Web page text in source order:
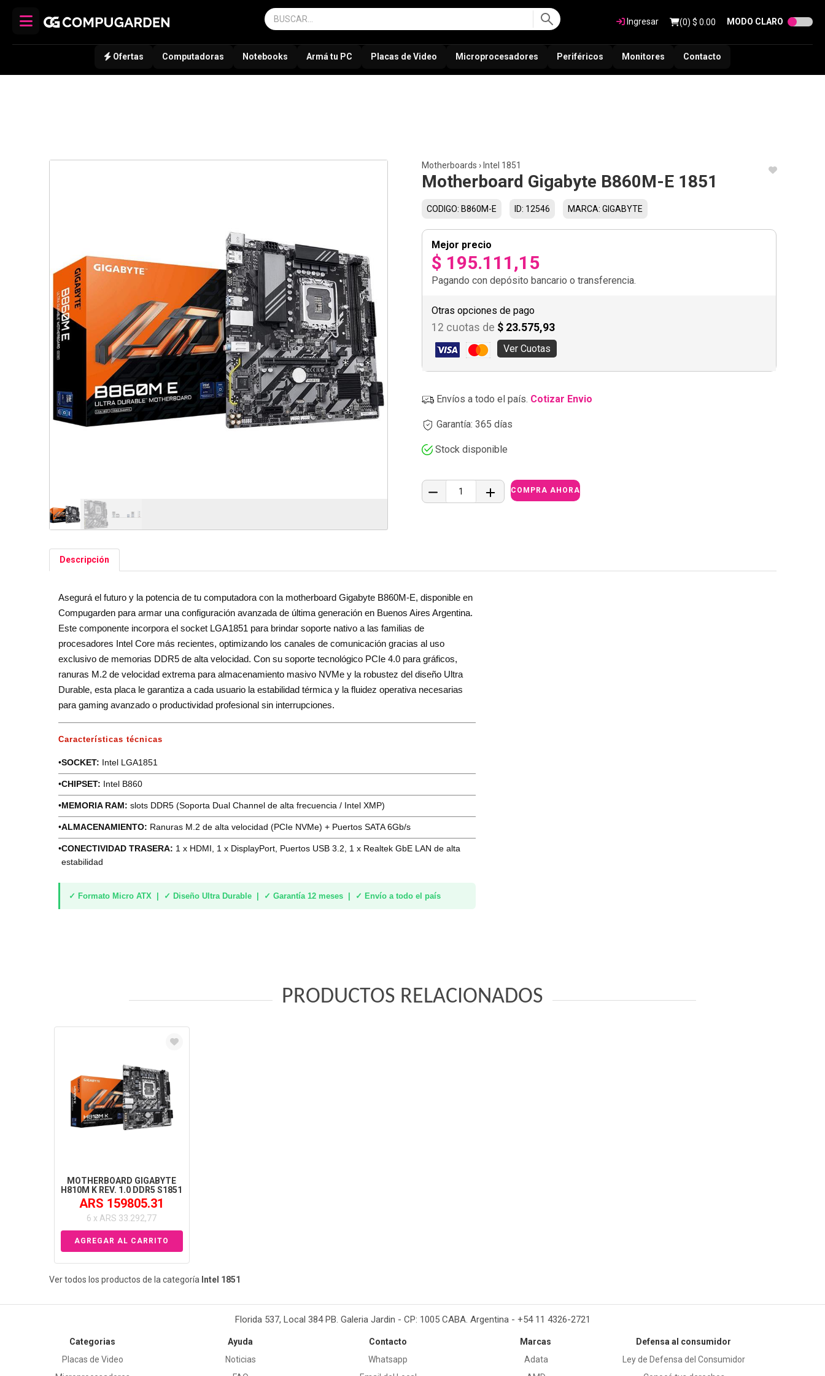
Ingresar (0) $ 0.00 MODO CLARO
Ofertas Computadoras Notebooks Armá tu PC Placas de Video Microprocesadores Periféricos Monitores Contacto
Motherboards › Intel 1851
Motherboard Gigabyte B860M-E 1851
CODIGO: B860M-E ID: 12546 MARCA: GIGABYTE
Mejor precio
$ 195.111,15
Pagando con depósito bancario o transferencia.
Otras opciones de pago
12 cuotas de $ 23.575,93
Ver Cuotas
Envíos a todo el país. Cotizar Envio
Garantía: 365 días
Stock disponible
Descripción
Asegurá el futuro y la potencia de tu computadora con la motherboard Gigabyte B860M-E, disponible en
Compugarden para armar una configuración avanzada de última generación en Buenos Aires Argentina.
Este componente incorpora el socket LGA1851 para brindar soporte nativo a las familias de
procesadores Intel Core más recientes, optimizando los canales de comunicación gracias al uso
exclusivo de memorias DDR5 de alta velocidad. Con su soporte tecnológico PCIe 4.0 para gráficos,
ranuras M.2 de velocidad extrema para almacenamiento masivo NVMe y la robustez del diseño Ultra
Durable, esta placa le garantiza a cada usuario la estabilidad térmica y la fluidez operativa necesarias
para gaming avanzado o productividad profesional sin interrupciones.
Características técnicas
•SOCKET: Intel LGA1851
•CHIPSET: Intel B860
•MEMORIA RAM: slots DDR5 (Soporta Dual Channel de alta frecuencia / Intel XMP)
•ALMACENAMIENTO: Ranuras M.2 de alta velocidad (PCIe NVMe) + Puertos SATA 6Gb/s
•CONECTIVIDAD TRASERA: 1 x HDMI, 1 x DisplayPort, Puertos USB 3.2, 1 x Realtek GbE LAN de alta
estabilidad
✓ Formato Micro ATX | ✓ Diseño Ultra Durable | ✓ Garantía 12 meses | ✓ Envío a todo el país
PRODUCTOS RELACIONADOS
MOTHERBOARD GIGABYTE
H810M K REV. 1.0 DDR5 S1851
ARS 159805.31
6 x ARS 33.292,77
Ver todos los productos de la categoría Intel 1851
Florida 537, Local 384 PB. Galeria Jardin - CP: 1005 CABA. Argentina - +54 11 4326-2721
Categorias
Placas de Video
Ayuda
Noticias
Contacto
Whatsapp
Marcas
Adata
Defensa al consumidor
Ley de Defensa del Consumidor